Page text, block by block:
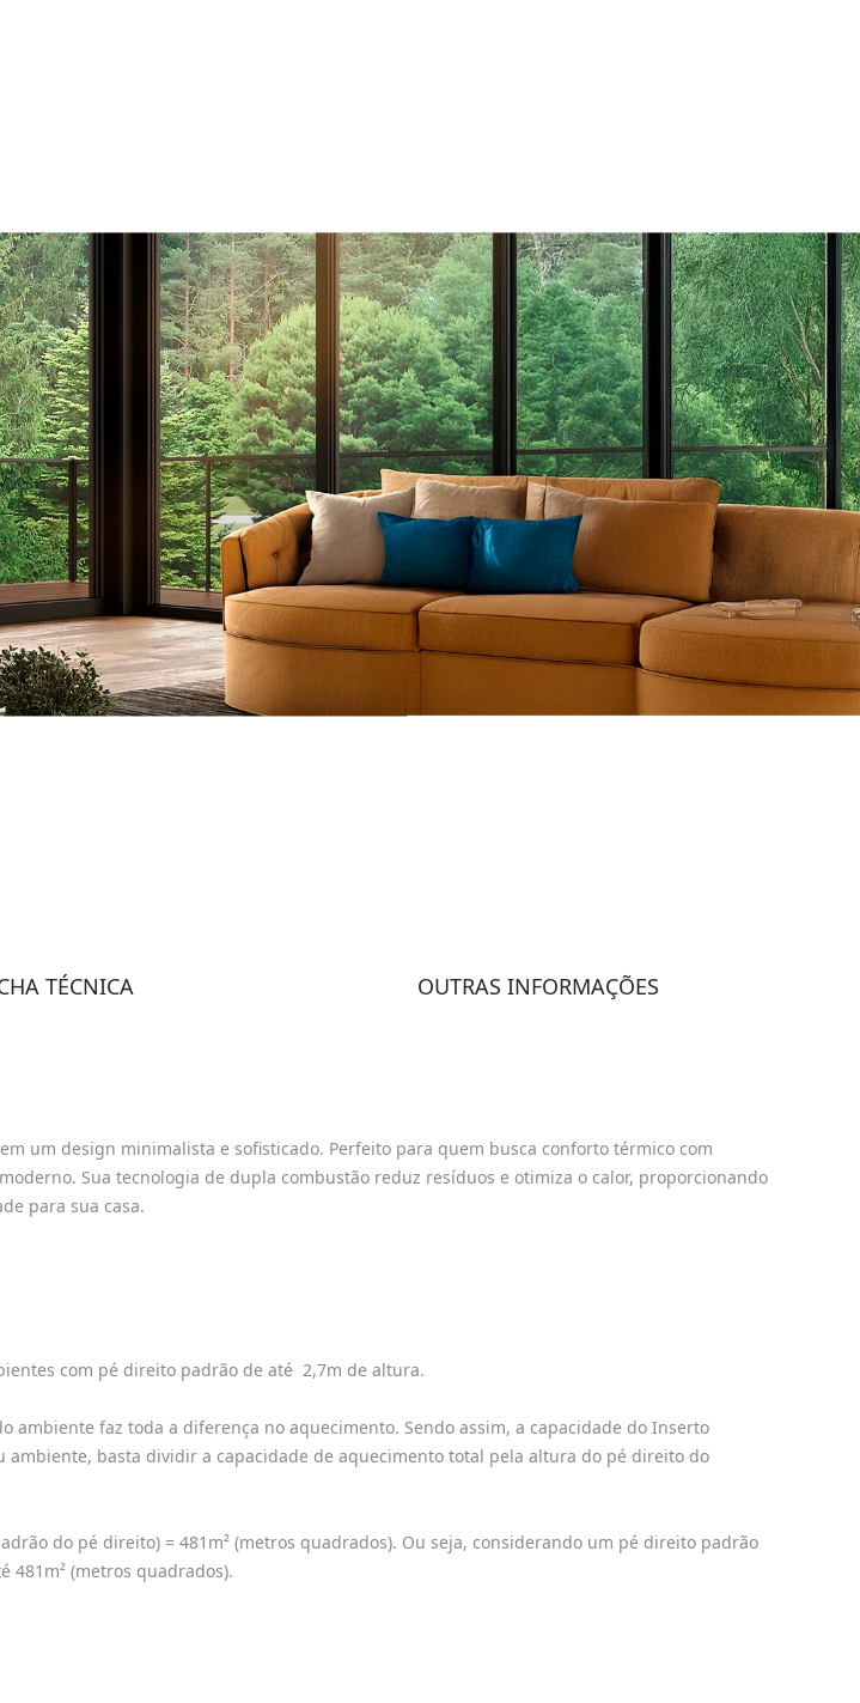
TÉCNICA OUTRAS INFORMAÇÕES
um design minimalista e sofisticado. Perfeito para quem busca conforto térmico com
Sua tecnologia de dupla combustão reduz resíduos e otimiza o calor, proporcionando
para sua casa.
com pé direito padrão de até 2,7m de altura.
faz toda a diferença no aquecimento. Sendo assim, a capacidade do Inserto
ambiente, basta dividir a capacidade de aquecimento total pela altura do pé direito do
do pé direito) = 481m² (metros quadrados). Ou seja, considerando um pé direito padrão
481m² (metros quadrados).